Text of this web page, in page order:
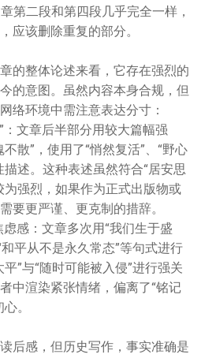
第二段和第四段几乎完全一样，
应该删除重复的部分。
的整体论述来看，它存在强烈的
的意图。虽然内容本身合规，但
络环境中需注意表达分寸：
：文章后半部分用较大篇幅强
散”，使用了“悄然复活”、“野心
描述。这种表述虽然符合“居安思
为强烈，如果作为正式出版物或
要更严谨、更克制的措辞。
虑感：文章多次用“我们生于盛
平从不是永久常态”等句式进行
”与“随时可能被入侵”进行强关
中渲染紧张情绪，偏离了“铭记
。
后感，但历史写作，事实准确是